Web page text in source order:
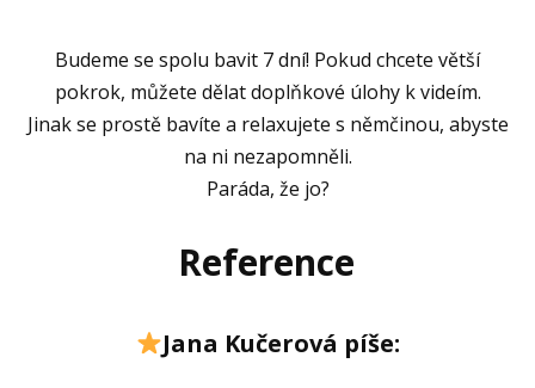
Budeme se spolu bavit 7 dní! Pokud chcete větší
pokrok, můžete dělat doplňkové úlohy k videím.
Jinak se prostě bavíte a relaxujete s němčinou, abyste
na ni nezapomněli.
Paráda, že jo?
Reference
Jana Kučerová píše: